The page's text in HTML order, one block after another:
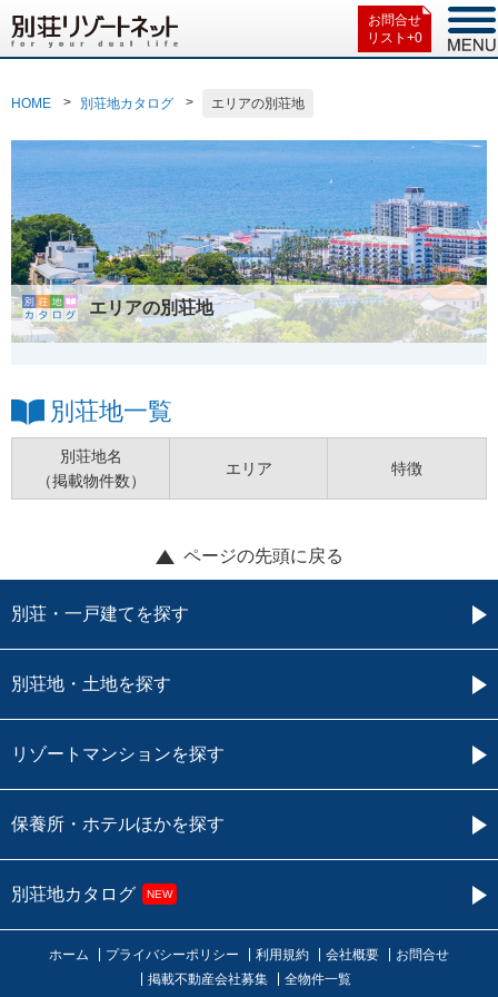
お問合せ
リスト+0
HOME 別荘地カタログ エリアの別荘地
エリアの別荘地
別荘地一覧
別荘地名
（掲載物件数）
エリア 特徴
ページの先頭に戻る
別荘・一戸建てを探す
別荘地・土地を探す
リゾートマンションを探す
保養所・ホテルほかを探す
別荘地カタログ NEW
ホーム プライバシーポリシー 利用規約 会社概要
お問合せ
掲載不動産会社募集
全物件一覧